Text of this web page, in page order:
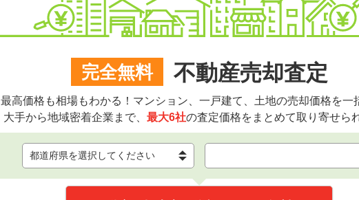
完全無料 不動産売却査定
最高価格も相場もわかる！マンション、一戸建て、土地の売却価格を一
大手から地域密着企業まで、 最大6社の査定価格をまとめて取り寄せら